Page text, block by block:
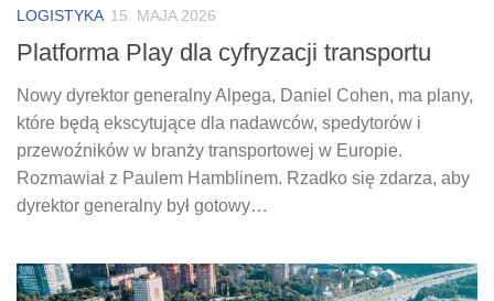
LOGISTYKA 15. MAJA 2026
Platforma Play dla cyfryzacji transportu
Nowy dyrektor generalny Alpega, Daniel Cohen, ma plany,
które będą ekscytujące dla nadawców, spedytorów i
przewoźników w branży transportowej w Europie.
Rozmawiał z Paulem Hamblinem. Rzadko się zdarza, aby
dyrektor generalny był gotowy…